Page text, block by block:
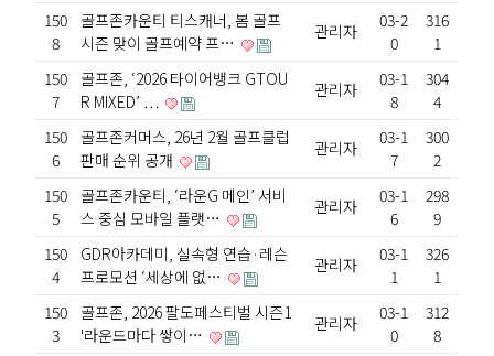
150
8
골프존카운티 티스캐너, 봄 골프
시즌 맞이 골프예약 프…
관리자
03-2
0
316
1
150
7
골프존, ‘2026 타이어뱅크 GTOU
R MIXED’ …
관리자
03-1
8
304
4
150
6
골프존커머스, 26년 2월 골프클럽
판매 순위 공개
관리자
03-1
7
300
2
150
5
골프존카운티, ‘라운G 메인’ 서비
스 중심 모바일 플랫…
관리자
03-1
6
298
9
150
4
GDR아카데미, 실속형 연습·레슨
프로모션 ‘세상에 없…
관리자
03-1
1
326
1
150
3
골프존, 2026 팔도페스티벌 시즌1
'라운드마다 쌓이…
관리자
03-1
0
312
8